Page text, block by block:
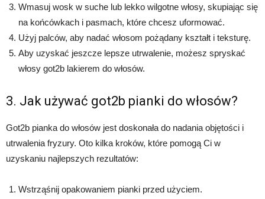
Wmasuj wosk w suche lub lekko wilgotne włosy, skupiając się
na końcówkach i pasmach, które chcesz uformować.
Użyj palców, aby nadać włosom pożądany kształt i teksturę.
Aby uzyskać jeszcze lepsze utrwalenie, możesz spryskać
włosy got2b lakierem do włosów.
3. Jak używać got2b pianki do włosów?
Got2b pianka do włosów jest doskonała do nadania objętości i
utrwalenia fryzury. Oto kilka kroków, które pomogą Ci w
uzyskaniu najlepszych rezultatów:
Wstrząśnij opakowaniem pianki przed użyciem.